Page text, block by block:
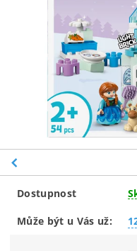
Dostupnost
Může být u Vás už: